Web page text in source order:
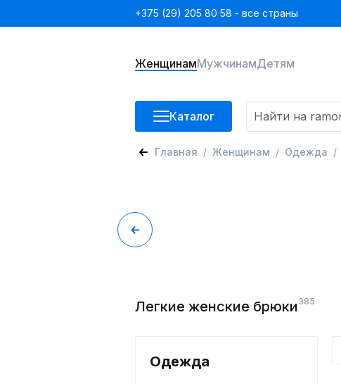
+375 (29) 205 80 58 - все страны
ЖенщинамМужчинамДетям
Каталог
Главная Женщинам Одежда
Легкие женские брюки385
Одежда